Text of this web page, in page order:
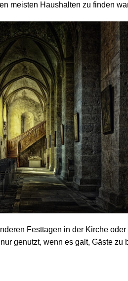
meisten Haushalten zu finden
Festtagen in der Kirche
genutzt, wenn es galt, Gäste zu